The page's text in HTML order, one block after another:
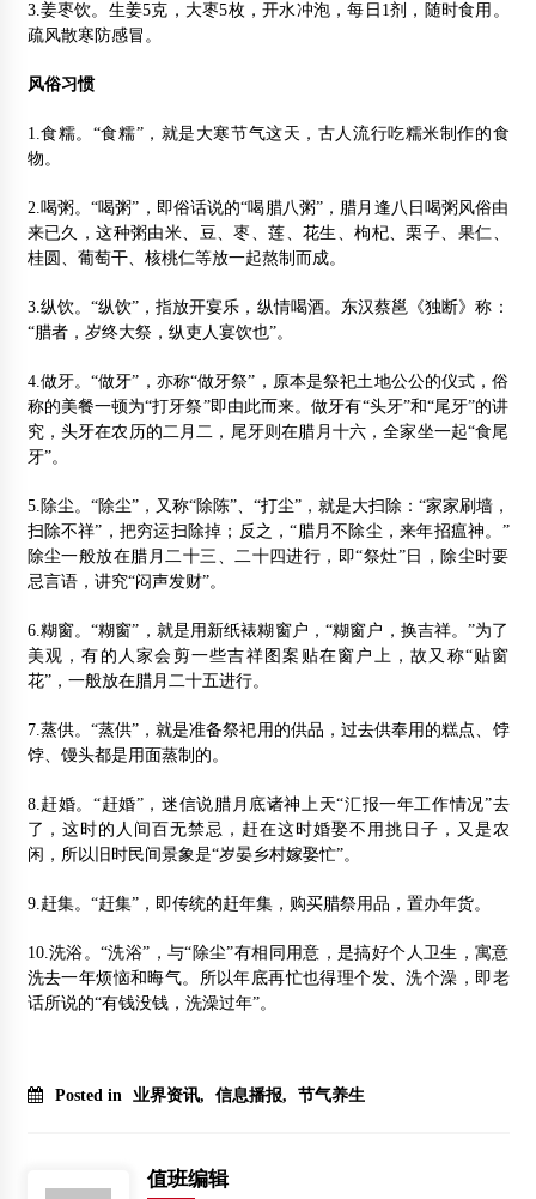
3.姜枣饮。生姜5克，大枣5枚，开水冲泡，每日1剂，随时食用。
疏风散寒防感冒。
风俗习惯
1.食糯。“食糯”，就是大寒节气这天，古人流行吃糯米制作的食
物。
2.喝粥。“喝粥”，即俗话说的“喝腊八粥”，腊月逢八日喝粥风俗由
来已久，这种粥由米、豆、枣、莲、花生、枸杞、栗子、果仁、
桂圆、葡萄干、核桃仁等放一起熬制而成。
3.纵饮。“纵饮”，指放开宴乐，纵情喝酒。东汉蔡邕《独断》称：
“腊者，岁终大祭，纵吏人宴饮也”。
4.做牙。“做牙”，亦称“做牙祭”，原本是祭祀土地公公的仪式，俗
称的美餐一顿为“打牙祭”即由此而来。做牙有“头牙”和“尾牙”的讲
究，头牙在农历的二月二，尾牙则在腊月十六，全家坐一起“食尾
牙”。
5.除尘。“除尘”，又称“除陈”、“打尘”，就是大扫除：“家家刷墙，
扫除不祥”，把穷运扫除掉；反之，“腊月不除尘，来年招瘟神。”
除尘一般放在腊月二十三、二十四进行，即“祭灶”日，除尘时要
忌言语，讲究“闷声发财”。
6.糊窗。“糊窗”，就是用新纸裱糊窗户，“糊窗户，换吉祥。”为了
美观，有的人家会剪一些吉祥图案贴在窗户上，故又称“贴窗
花”，一般放在腊月二十五进行。
7.蒸供。“蒸供”，就是准备祭祀用的供品，过去供奉用的糕点、饽
饽、馒头都是用面蒸制的。
8.赶婚。“赶婚”，迷信说腊月底诸神上天“汇报一年工作情况”去
了，这时的人间百无禁忌，赶在这时婚娶不用挑日子，又是农
闲，所以旧时民间景象是“岁晏乡村嫁娶忙”。
9.赶集。“赶集”，即传统的赶年集，购买腊祭用品，置办年货。
10.洗浴。“洗浴”，与“除尘”有相同用意，是搞好个人卫生，寓意
洗去一年烦恼和晦气。所以年底再忙也得理个发、洗个澡，即老
话所说的“有钱没钱，洗澡过年”。
Posted in 业界资讯, 信息播报, 节气养生
值班编辑